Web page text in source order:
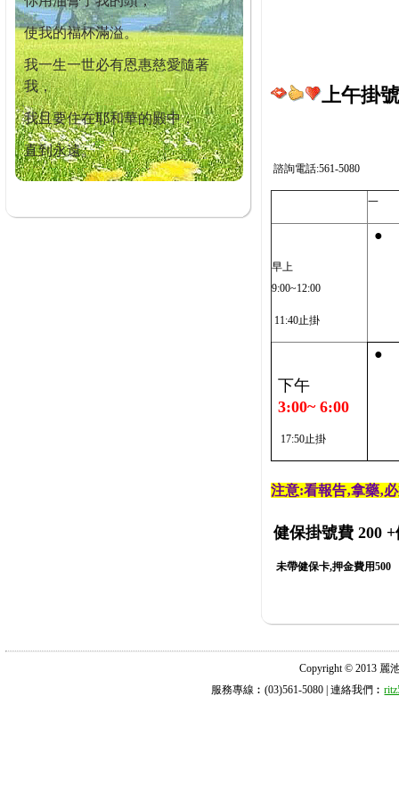
使我的福杯滿溢。
我一生一世必有恩惠慈愛隨著
我，
我且要住在耶和華的殿中，
直到永遠。
上午掛
諮詢電話:561-5080
一
早上
9:00~12:00
11:40止掛
●
下午
3:00~ 6:00
17:50止掛
●
注意:看報告‚拿藥‚
健保掛號費 200 +
未帶健保卡,押金費用500
Copyright © 2013 麗
服務專線︰(03)561-5080 | 連絡我們︰